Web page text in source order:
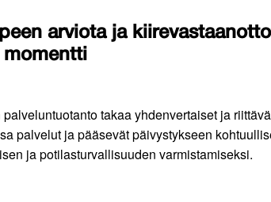
arviota ja
momentti
takaa yhdenvertaiset ja
palvelut ja pääsevät päivystykseen
ja potilasturvallisuuden varmistamiseksi.